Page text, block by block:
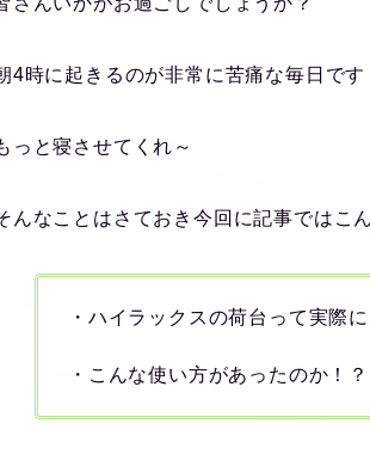
4時に起きるのが非常に苦痛な毎日です
っと寝させてくれ～
んなことはさておき今回に記事ではこ
・ハイラックスの荷台って実際
・こんな使い方があったのか！？